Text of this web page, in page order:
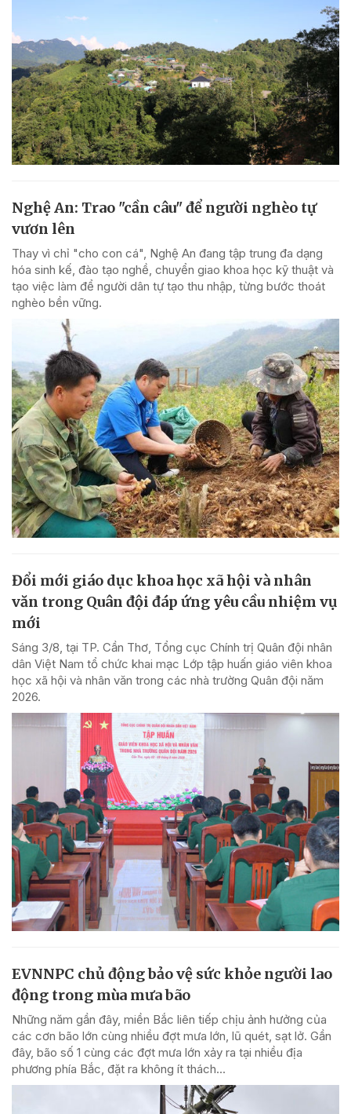
Nghệ An: Trao "cần câu" để người nghèo tự
vươn lên
Thay vì chỉ "cho con cá", Nghệ An đang tập trung đa dạng
hóa sinh kế, đào tạo nghề, chuyển giao khoa học kỹ thuật và
tạo việc làm để người dân tự tạo thu nhập, từng bước thoát
nghèo bền vững.
Đổi mới giáo dục khoa học xã hội và nhân
văn trong Quân đội đáp ứng yêu cầu nhiệm vụ
mới
Sáng 3/8, tại TP. Cần Thơ, Tổng cục Chính trị Quân đội nhân
dân Việt Nam tổ chức khai mạc Lớp tập huấn giáo viên khoa
học xã hội và nhân văn trong các nhà trường Quân đội năm
2026.
EVNNPC chủ động bảo vệ sức khỏe người lao
động trong mùa mưa bão
Những năm gần đây, miền Bắc liên tiếp chịu ảnh hưởng của
các cơn bão lớn cùng nhiều đợt mưa lớn, lũ quét, sạt lở. Gần
đây, bão số 1 cùng các đợt mưa lớn xảy ra tại nhiều địa
phương phía Bắc, đặt ra không ít thách...